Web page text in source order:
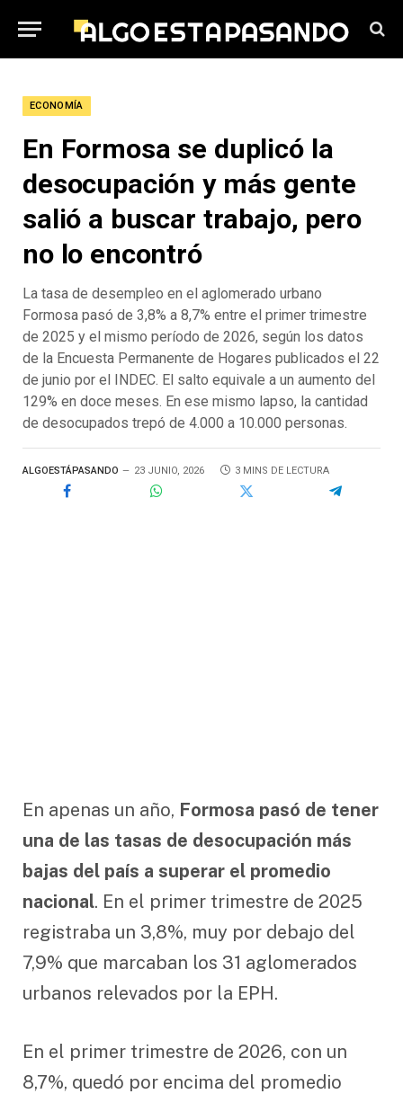
ECONOMÍA
En Formosa se duplicó la
desocupación y más gente
salió a buscar trabajo, pero
no lo encontró
La tasa de desempleo en el aglomerado urbano
Formosa pasó de 3,8% a 8,7% entre el primer trimestre
de 2025 y el mismo período de 2026, según los datos
de la Encuesta Permanente de Hogares publicados el 22
de junio por el INDEC. El salto equivale a un aumento del
129% en doce meses. En ese mismo lapso, la cantidad
de desocupados trepó de 4.000 a 10.000 personas.
ALGOESTÁPASANDO 23 JUNIO, 2026 3 MINS DE LECTURA
En apenas un año, Formosa pasó de tener
una de las tasas de desocupación más
bajas del país a superar el promedio
nacional. En el primer trimestre de 2025
registraba un 3,8%, muy por debajo del
7,9% que marcaban los 31 aglomerados
urbanos relevados por la EPH.
En el primer trimestre de 2026, con un
8,7%, quedó por encima del promedio